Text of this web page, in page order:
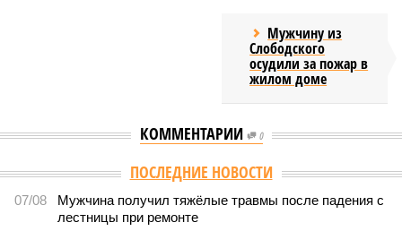
Мужчину из
Слободского
осудили за пожар в
жилом доме
КОММЕНТАРИИ 0
ПОСЛЕДНИЕ НОВОСТИ
07/08
Мужчина получил тяжёлые травмы после падения с
лестницы при ремонте